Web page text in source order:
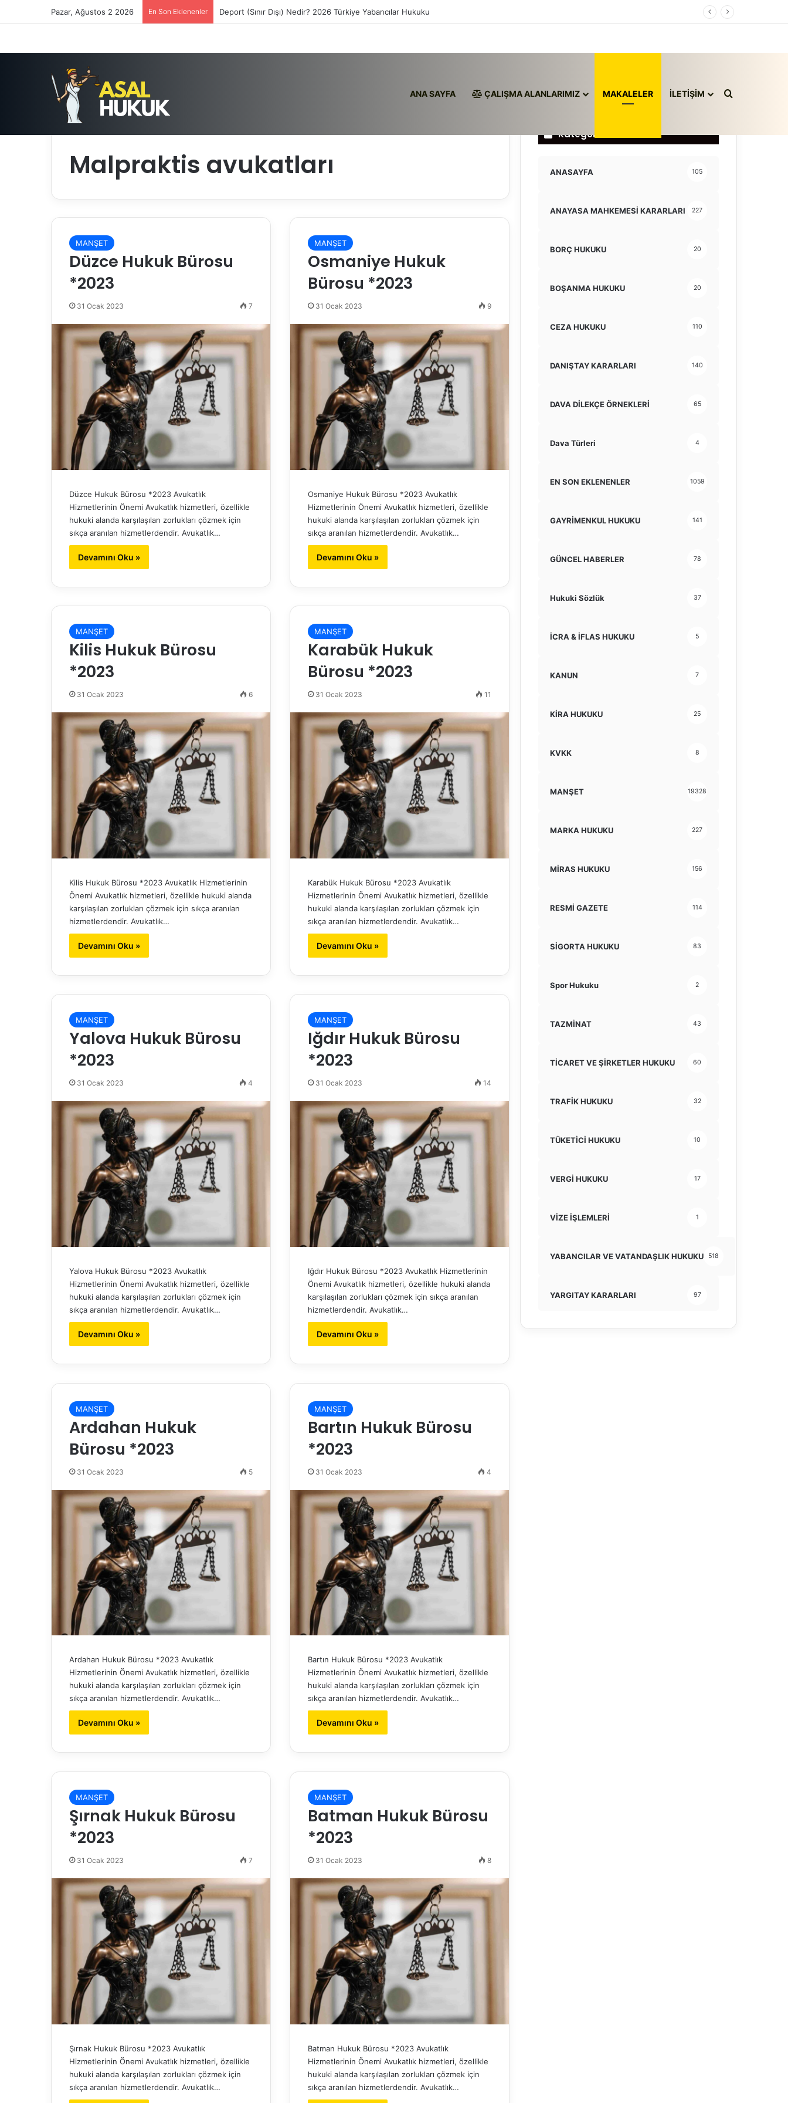
Pazar, Ağustos 2 2026 En Son Eklenenler Deport (Sınır Dışı) Nedir? 2026 Türkiye Yabancılar Hukuku
ANA SAYFA ÇALIŞMA ALANLARIMIZ MAKALELER İLETİŞİM Arama yap
Malpraktis avukatları
MANŞET
Düzce Hukuk Bürosu
*2023
31 Ocak 2023 7
Düzce Hukuk Bürosu *2023 Avukatlık
Hizmetlerinin Önemi Avukatlık hizmetleri, özellikle
hukuki alanda karşılaşılan zorlukları çözmek için
sıkça aranılan hizmetlerdendir. Avukatlık…
Devamını Oku »
MANŞET
Osmaniye Hukuk
Bürosu *2023
31 Ocak 2023 9
Osmaniye Hukuk Bürosu *2023 Avukatlık
Hizmetlerinin Önemi Avukatlık hizmetleri, özellikle
hukuki alanda karşılaşılan zorlukları çözmek için
sıkça aranılan hizmetlerdendir. Avukatlık…
Devamını Oku »
MANŞET
Kilis Hukuk Bürosu
*2023
31 Ocak 2023 6
Kilis Hukuk Bürosu *2023 Avukatlık Hizmetlerinin
Önemi Avukatlık hizmetleri, özellikle hukuki alanda
karşılaşılan zorlukları çözmek için sıkça aranılan
hizmetlerdendir. Avukatlık…
Devamını Oku »
MANŞET
Karabük Hukuk
Bürosu *2023
31 Ocak 2023 11
Karabük Hukuk Bürosu *2023 Avukatlık
Hizmetlerinin Önemi Avukatlık hizmetleri, özellikle
hukuki alanda karşılaşılan zorlukları çözmek için
sıkça aranılan hizmetlerdendir. Avukatlık…
Devamını Oku »
MANŞET
Yalova Hukuk Bürosu
*2023
31 Ocak 2023 4
Yalova Hukuk Bürosu *2023 Avukatlık
Hizmetlerinin Önemi Avukatlık hizmetleri, özellikle
hukuki alanda karşılaşılan zorlukları çözmek için
sıkça aranılan hizmetlerdendir. Avukatlık…
Devamını Oku »
MANŞET
Iğdır Hukuk Bürosu
*2023
31 Ocak 2023 14
Iğdır Hukuk Bürosu *2023 Avukatlık Hizmetlerinin
Önemi Avukatlık hizmetleri, özellikle hukuki alanda
karşılaşılan zorlukları çözmek için sıkça aranılan
hizmetlerdendir. Avukatlık…
Devamını Oku »
MANŞET
Ardahan Hukuk
Bürosu *2023
31 Ocak 2023 5
Ardahan Hukuk Bürosu *2023 Avukatlık
Hizmetlerinin Önemi Avukatlık hizmetleri, özellikle
hukuki alanda karşılaşılan zorlukları çözmek için
sıkça aranılan hizmetlerdendir. Avukatlık…
Devamını Oku »
MANŞET
Bartın Hukuk Bürosu
*2023
31 Ocak 2023 4
Bartın Hukuk Bürosu *2023 Avukatlık
Hizmetlerinin Önemi Avukatlık hizmetleri, özellikle
hukuki alanda karşılaşılan zorlukları çözmek için
sıkça aranılan hizmetlerdendir. Avukatlık…
Devamını Oku »
MANŞET
Şırnak Hukuk Bürosu
*2023
31 Ocak 2023 7
Şırnak Hukuk Bürosu *2023 Avukatlık
Hizmetlerinin Önemi Avukatlık hizmetleri, özellikle
hukuki alanda karşılaşılan zorlukları çözmek için
sıkça aranılan hizmetlerdendir. Avukatlık…
MANŞET
Batman Hukuk Bürosu
*2023
31 Ocak 2023 8
Batman Hukuk Bürosu *2023 Avukatlık
Hizmetlerinin Önemi Avukatlık hizmetleri, özellikle
hukuki alanda karşılaşılan zorlukları çözmek için
sıkça aranılan hizmetlerdendir. Avukatlık…
Kategoriler
ANASAYFA 105
ANAYASA MAHKEMESİ KARARLARI 227
BORÇ HUKUKU 20
BOŞANMA HUKUKU 20
CEZA HUKUKU 110
DANIŞTAY KARARLARI 140
DAVA DİLEKÇE ÖRNEKLERİ 65
Dava Türleri 4
EN SON EKLENENLER 1059
GAYRİMENKUL HUKUKU 141
GÜNCEL HABERLER 78
Hukuki Sözlük 37
İCRA & İFLAS HUKUKU 5
KANUN 7
KİRA HUKUKU 25
KVKK 8
MANŞET 19328
MARKA HUKUKU 227
MİRAS HUKUKU 156
RESMİ GAZETE 114
SİGORTA HUKUKU 83
Spor Hukuku 2
TAZMİNAT 43
TİCARET VE ŞİRKETLER HUKUKU 60
TRAFİK HUKUKU 32
TÜKETİCİ HUKUKU 10
VERGİ HUKUKU 17
VİZE İŞLEMLERİ 1
YABANCILAR VE VATANDAŞLIK HUKUKU 518
YARGITAY KARARLARI 97